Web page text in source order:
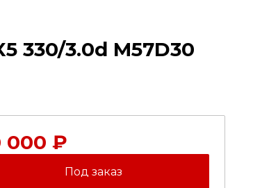
330/3.0d M57D30
000 ₽
Под заказ